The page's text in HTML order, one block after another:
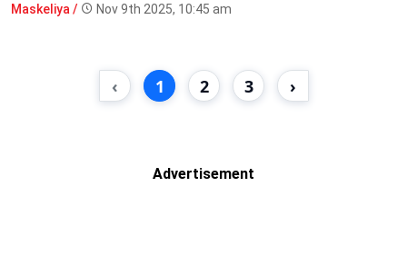
Maskeliya / Nov 9th 2025, 10:45 am
‹ 1 2 3 ›
Advertisement